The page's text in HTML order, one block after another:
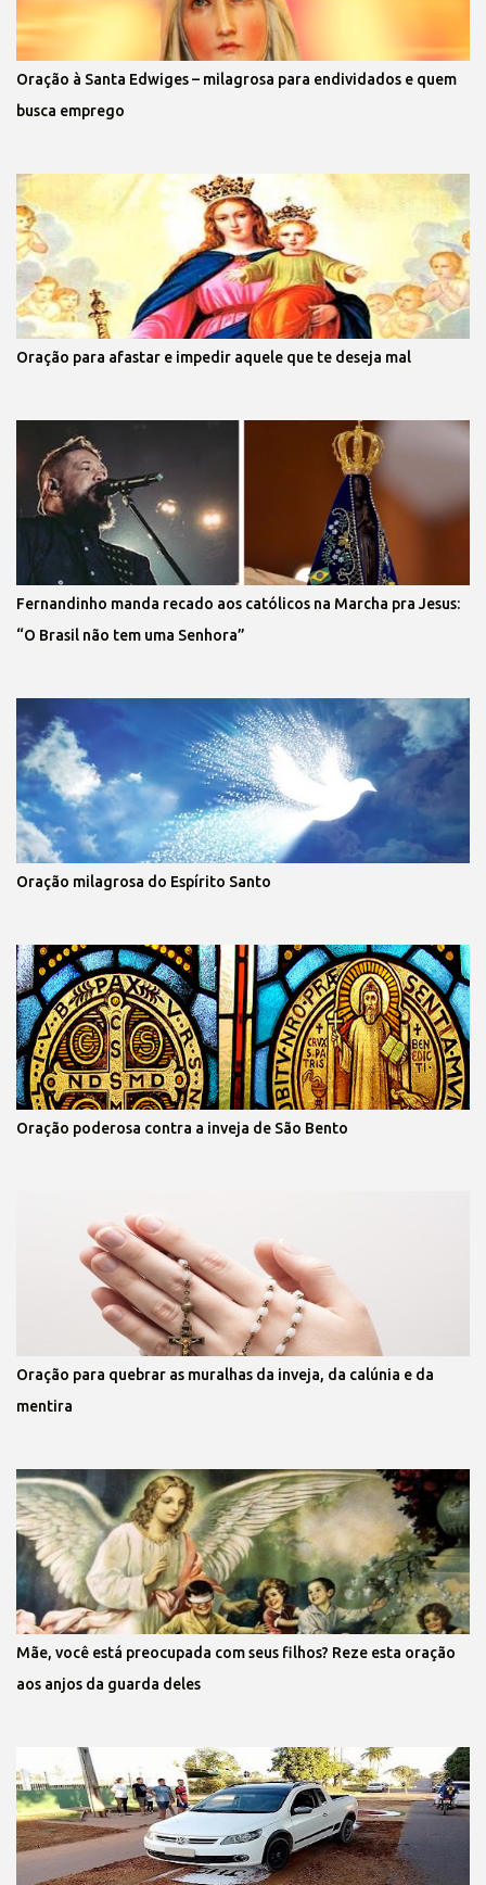
Oração à Santa Edwiges – milagrosa para endividados e quem
busca emprego
Oração para afastar e impedir aquele que te deseja mal
Fernandinho manda recado aos católicos na Marcha pra Jesus:
“O Brasil não tem uma Senhora”
Oração milagrosa do Espírito Santo
Oração poderosa contra a inveja de São Bento
Oração para quebrar as muralhas da inveja, da calúnia e da
mentira
Mãe, você está preocupada com seus filhos? Reze esta oração
aos anjos da guarda deles